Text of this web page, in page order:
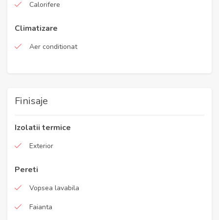
Calorifere
Climatizare
Aer conditionat
Finisaje
Izolatii termice
Exterior
Pereti
Vopsea lavabila
Faianta